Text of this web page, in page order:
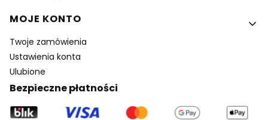
MOJE KONTO
Twoje zamówienia
Ustawienia konta
Ulubione
Bezpieczne płatności